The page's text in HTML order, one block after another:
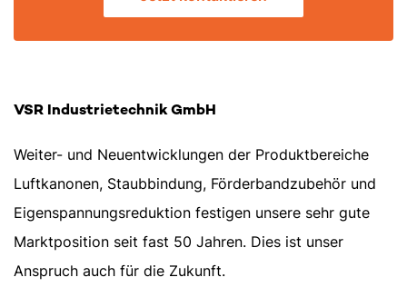
VSR Industrietechnik GmbH
Weiter- und Neuentwicklungen der Produktbereiche
Luftkanonen, Staubbindung, Förderbandzubehör und
Eigenspannungsreduktion festigen unsere sehr gute
Marktposition seit fast 50 Jahren. Dies ist unser
Anspruch auch für die Zukunft.